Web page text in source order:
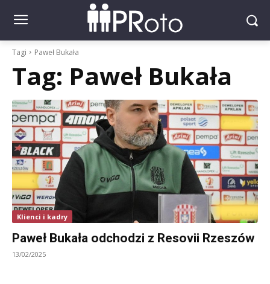
Tagi Paweł Bukała
Tag: Paweł Bukała
Klienci i kadry
Paweł Bukała odchodzi z Resovii Rzeszów
13/02/2025